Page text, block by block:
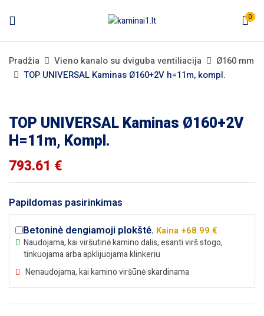
0
Pradžia Vieno kanalo su dviguba ventiliacija
Ø160 mm
TOP UNIVERSAL Kaminas Ø160+2V h=11m, kompl.
TOP UNIVERSAL Kaminas Ø160+2V
H=11m, Kompl.
793.61 €
Papildomas pasirinkimas
Betoninė dengiamoji plokštė. Kaina +68.99 €
Naudojama, kai viršutinė kamino dalis, esanti virš stogo,
tinkuojama arba apklijuojama klinkeriu
Nenaudojama, kai kamino viršūnė skardinama